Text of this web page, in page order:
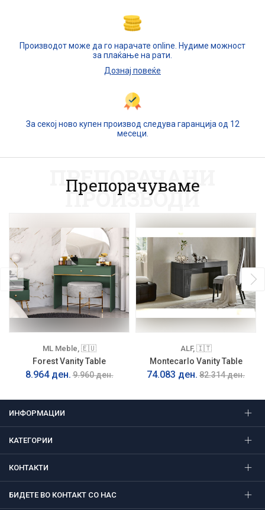
Производот може да го нарачате online. Нудиме можност
за плаќање на рати.
Дознај повеќе
За секој ново купен производ следува гаранција од 12
месеци.
Препорачуваме
ПРЕПОРАЧАНИ
ПРОИЗВОДИ
ML Meble, 🇪🇺
Forest Vanity Table
8.964 ден. 9.960 ден.
ALF, 🇮🇹
Montecarlo Vanity Table
74.083 ден. 82.314 ден.
ИНФОРМАЦИИ
КАТЕГОРИИ
КОНТАКТИ
БИДЕТЕ ВО КОНТАКТ СО НАС